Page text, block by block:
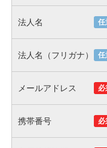
法人名 任
法人名（フリガナ） 任
メールアドレス 必
携帯番号 必